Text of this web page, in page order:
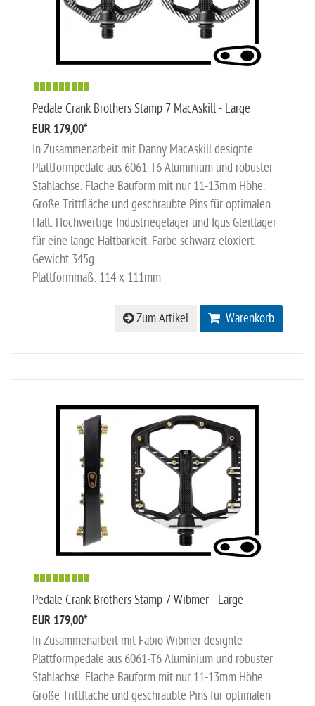
Pedale Crank Brothers Stamp 7 MacAskill - Large
EUR 179,00*
In Zusammenarbeit mit Danny MacAskill designte
Plattformpedale aus 6061-T6 Aluminium und robuster
Stahlachse. Flache Bauform mit nur 11-13mm Höhe.
Große Trittfläche und geschraubte Pins für optimalen
Halt. Hochwertige Industriegelager und Igus Gleitlager
für eine lange Haltbarkeit. Farbe schwarz eloxiert.
Gewicht 345g.
Plattformmaß: 114 x 111mm
Warenkorb
Zum Artikel
Pedale Crank Brothers Stamp 7 Wibmer - Large
EUR 179,00*
In Zusammenarbeit mit Fabio Wibmer designte
Plattformpedale aus 6061-T6 Aluminium und robuster
Stahlachse. Flache Bauform mit nur 11-13mm Höhe.
Große Trittfläche und geschraubte Pins für optimalen